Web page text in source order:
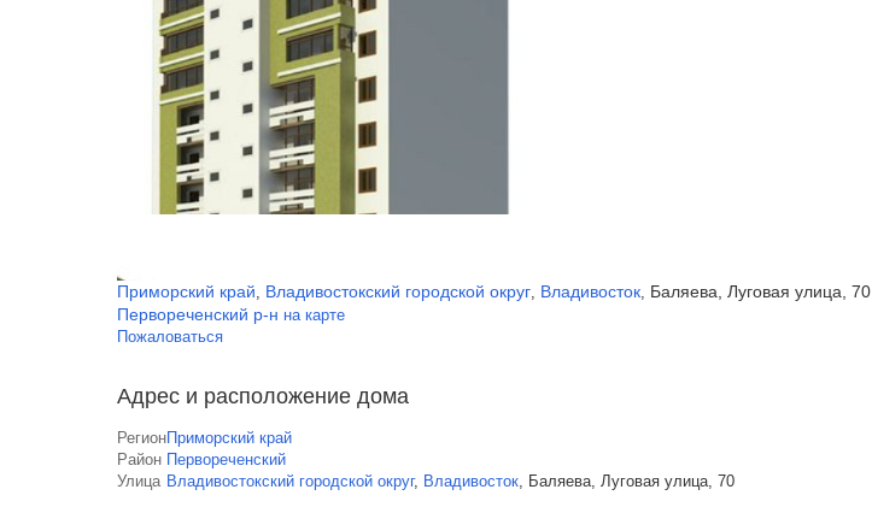
Приморский край, Владивостокский городской округ, Владивосток, Баляева, Луговая улица, 70
Первореченский р-н на карте
Пожаловаться
Адрес и расположение дома
РегионПриморский край
Район Первореченский
Улица Владивостокский городской округ, Владивосток, Баляева, Луговая улица, 70